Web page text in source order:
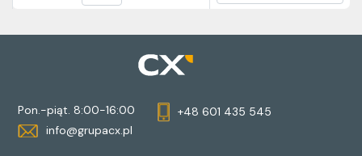
Pon.-piąt. 8:00-16:00
+48 601 435 545
info@grupacx.pl